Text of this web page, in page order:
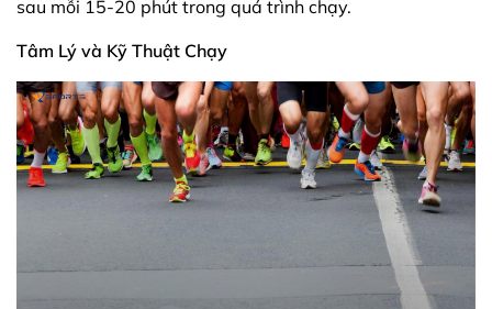
sau mỗi 15-20 phút trong quá trình chạy.
Tâm Lý và Kỹ Thuật Chạy